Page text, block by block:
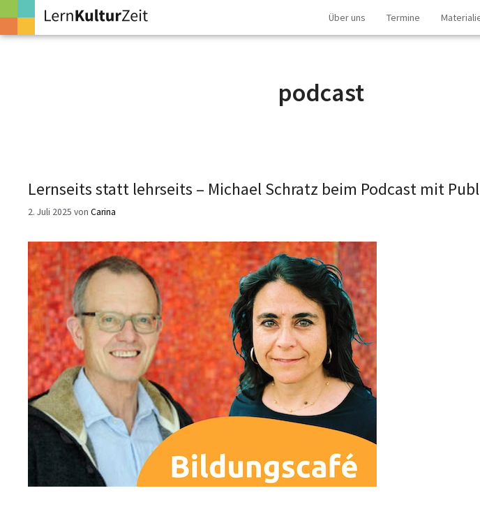
Inhalt
springen
Über uns Termine
podcast
Lernseits statt lehrseits – Michael Schratz beim Podcast mit
2. Juli 2025 von Carina